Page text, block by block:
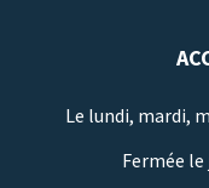
Le lundi, mardi,
Fermée